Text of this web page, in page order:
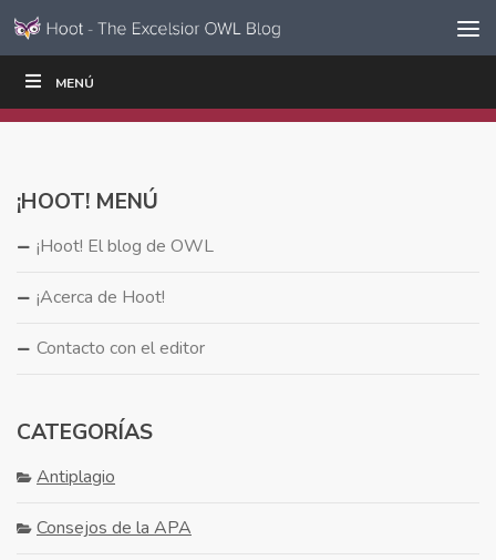
Ir al contenido
navegación
MENÚ
ESCRIBIR
¡HOOT! MENÚ
¡Hoot! El blog de OWL
¡Acerca de Hoot!
Contacto con el editor
CATEGORÍAS
Antiplagio
Consejos de la APA